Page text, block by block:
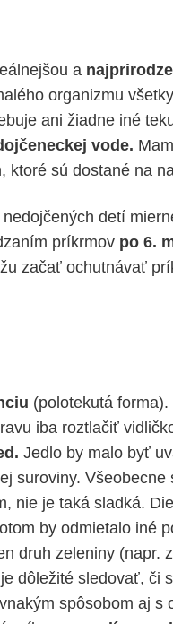
a
organizmu
ani žiadne iné
vode.
ktoré sú dostané na
detí
príkrmov po 6.
začať ochutnávať
(polotekutá
iba roztlačiť
Jedlo by malo byť
suroviny. Všeobecne
nie je taká sladká.
by odmietalo iné
druh zeleniny (napr.
dôležité sledovať, či
spôsobom aj s